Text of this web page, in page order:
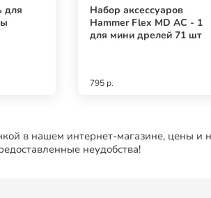
для
Набор аксессуаров
Hammer Flex MD AC - 1
для мини дрелей 71 шт
795 р.
в нашем интернет-магазине, цены и
неудобства!